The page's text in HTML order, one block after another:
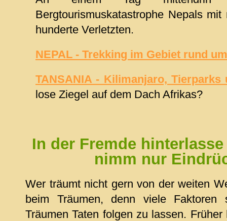
Bergtourismuskatastrophe Nepals
hunderte Verletzten.
NEPAL - Trekking im Gebiet rund
TANSANIA - Kilimanjaro, Tierparks
lose Ziegel auf dem Dach Afrikas?
In der Fremde
nimm nur
Wer träumt nicht gern von der weiten
beim Träumen, denn viele Faktoren
Träumen Taten folgen zu lassen.